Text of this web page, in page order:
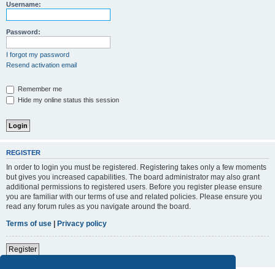
Username:
Password:
I forgot my password
Resend activation email
Remember me
Hide my online status this session
REGISTER
In order to login you must be registered. Registering takes only a few moments
but gives you increased capabilities. The board administrator may also grant
additional permissions to registered users. Before you register please ensure
you are familiar with our terms of use and related policies. Please ensure you
read any forum rules as you navigate around the board.
Terms of use | Privacy policy
Register